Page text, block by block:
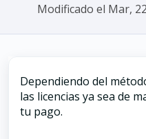
Modificado el Mar,
Dependiendo del
las licencias ya sea de
tu pago.